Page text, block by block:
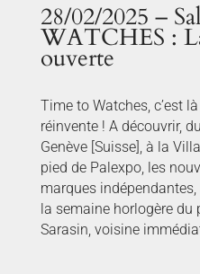
28/02/2025 –
WATCHES :
ouverte
Time to Watches, c’est
réinvente ! A découvrir,
Genève [Suisse], à la
pied de Palexpo, les
marques
la semaine horlogère du
Sarasin, voisine